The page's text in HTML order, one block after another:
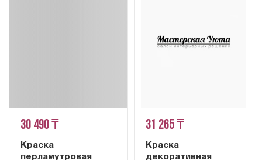
30 490 ₸
Краска
перламутровая
31 265 ₸
Краска
декоративная